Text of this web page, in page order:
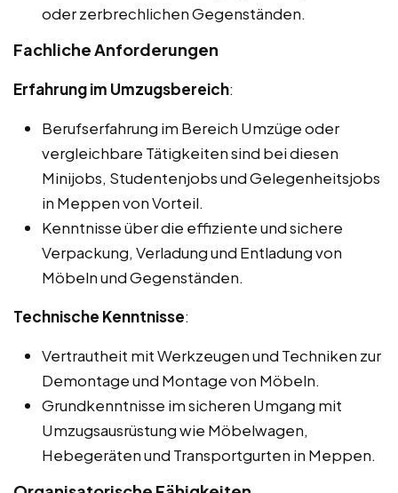
oder zerbrechlichen Gegenständen.
Fachliche Anforderungen
Erfahrung im Umzugsbereich:
Berufserfahrung im Bereich Umzüge oder
vergleichbare Tätigkeiten sind bei diesen
Minijobs, Studentenjobs und Gelegenheitsjobs
in Meppen von Vorteil.
Kenntnisse über die effiziente und sichere
Verpackung, Verladung und Entladung von
Möbeln und Gegenständen.
Technische Kenntnisse:
Vertrautheit mit Werkzeugen und Techniken zur
Demontage und Montage von Möbeln.
Grundkenntnisse im sicheren Umgang mit
Umzugsausrüstung wie Möbelwagen,
Hebegeräten und Transportgurten in Meppen.